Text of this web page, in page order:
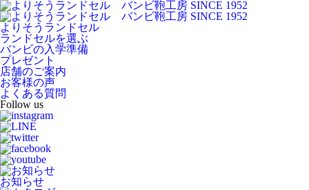
よりそうランドセル
ランドセルを選ぶ
バンビの入学準備
プレゼント
店舗のご案内
お客様の声
よくある質問
Follow us
お知らせ